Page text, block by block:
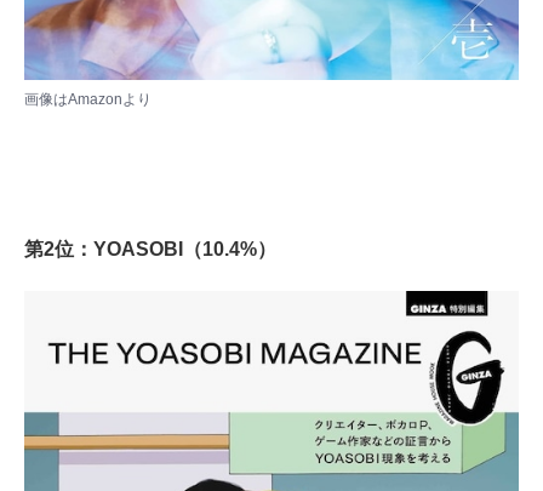
画像はAmazonより
第2位：YOASOBI（10.4%）